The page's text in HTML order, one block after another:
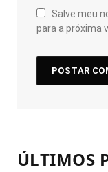
Salve meu
para a próxima
ÚLTIMOS